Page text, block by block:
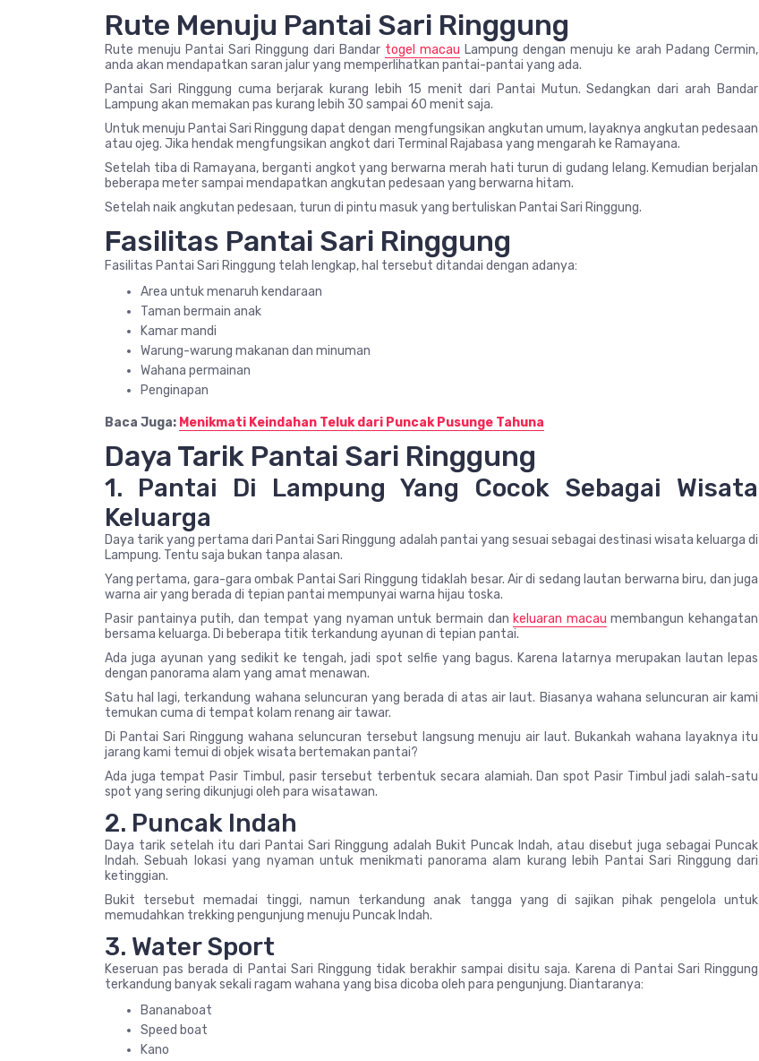
Rute Menuju Pantai Sari Ringgung
Rute menuju Pantai Sari Ringgung dari Bandar togel macau Lampung dengan menuju ke arah Padang Cermin,
anda akan mendapatkan saran jalur yang memperlihatkan pantai-pantai yang ada.
Pantai Sari Ringgung cuma berjarak kurang lebih 15 menit dari Pantai Mutun. Sedangkan dari arah Bandar
Lampung akan memakan pas kurang lebih 30 sampai 60 menit saja.
Untuk menuju Pantai Sari Ringgung dapat dengan mengfungsikan angkutan umum, layaknya angkutan pedesaan
atau ojeg. Jika hendak mengfungsikan angkot dari Terminal Rajabasa yang mengarah ke Ramayana.
Setelah tiba di Ramayana, berganti angkot yang berwarna merah hati turun di gudang lelang. Kemudian berjalan
beberapa meter sampai mendapatkan angkutan pedesaan yang berwarna hitam.
Setelah naik angkutan pedesaan, turun di pintu masuk yang bertuliskan Pantai Sari Ringgung.
Fasilitas Pantai Sari Ringgung
Fasilitas Pantai Sari Ringgung telah lengkap, hal tersebut ditandai dengan adanya:
Area untuk menaruh kendaraan
Taman bermain anak
Kamar mandi
Warung-warung makanan dan minuman
Wahana permainan
Penginapan
Baca Juga: Menikmati Keindahan Teluk dari Puncak Pusunge Tahuna
Daya Tarik Pantai Sari Ringgung
1. Pantai Di Lampung Yang Cocok Sebagai Wisata
Keluarga
Daya tarik yang pertama dari Pantai Sari Ringgung adalah pantai yang sesuai sebagai destinasi wisata keluarga di
Lampung. Tentu saja bukan tanpa alasan.
Yang pertama, gara-gara ombak Pantai Sari Ringgung tidaklah besar. Air di sedang lautan berwarna biru, dan juga
warna air yang berada di tepian pantai mempunyai warna hijau toska.
Pasir pantainya putih, dan tempat yang nyaman untuk bermain dan keluaran macau membangun kehangatan
bersama keluarga. Di beberapa titik terkandung ayunan di tepian pantai.
Ada juga ayunan yang sedikit ke tengah, jadi spot selfie yang bagus. Karena latarnya merupakan lautan lepas
dengan panorama alam yang amat menawan.
Satu hal lagi, terkandung wahana seluncuran yang berada di atas air laut. Biasanya wahana seluncuran air kami
temukan cuma di tempat kolam renang air tawar.
Di Pantai Sari Ringgung wahana seluncuran tersebut langsung menuju air laut. Bukankah wahana layaknya itu
jarang kami temui di objek wisata bertemakan pantai?
Ada juga tempat Pasir Timbul, pasir tersebut terbentuk secara alamiah. Dan spot Pasir Timbul jadi salah-satu
spot yang sering dikunjugi oleh para wisatawan.
2. Puncak Indah
Daya tarik setelah itu dari Pantai Sari Ringgung adalah Bukit Puncak Indah, atau disebut juga sebagai Puncak
Indah. Sebuah lokasi yang nyaman untuk menikmati panorama alam kurang lebih Pantai Sari Ringgung dari
ketinggian.
Bukit tersebut memadai tinggi, namun terkandung anak tangga yang di sajikan pihak pengelola untuk
memudahkan trekking pengunjung menuju Puncak Indah.
3. Water Sport
Keseruan pas berada di Pantai Sari Ringgung tidak berakhir sampai disitu saja. Karena di Pantai Sari Ringgung
terkandung banyak sekali ragam wahana yang bisa dicoba oleh para pengunjung. Diantaranya:
Bananaboat
Speed boat
Kano